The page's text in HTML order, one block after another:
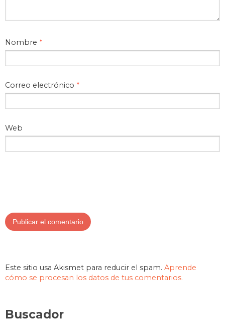
Nombre *
Correo electrónico *
Web
Este sitio usa Akismet para reducir el spam. Aprende
cómo se procesan los datos de tus comentarios.
Buscador